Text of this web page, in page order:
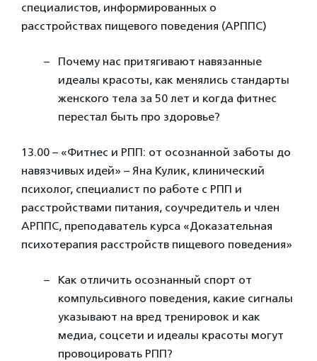
специалистов, информированных о
расстройствах пищевого поведения (АРППС)
Почему нас притягивают навязанные
идеалы красоты, как менялись стандарты
женского тела за 50 лет и когда фитнес
перестал быть про здоровье?
13.00 – «Фитнес и РПП: от осознанной заботы до
навязчивых идей» – Яна Кулик, клинический
психолог, специалист по работе с РПП и
расстройствами питания, соучредитель и член
АРППС, преподаватель курса «Доказательная
психотерапия расстройств пищевого поведения»
Как отличить осознанный спорт от
компульсивного поведения, какие сигналы
указывают на вред тренировок и как
медиа, соцсети и идеалы красоты могут
провоцировать РПП?